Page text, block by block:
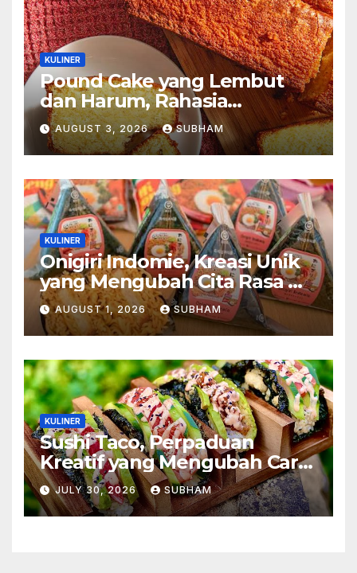
KULINER
Pound Cake yang Lembut
dan Harum, Rahasia
Kelezatan Kue Klasik yang
Tak Pernah Kehilangan
Pesona
AUGUST 3, 2026 SUBHAM
KULINER
Onigiri Indomie, Kreasi Unik
yang Mengubah Cita Rasa Mi
Favorit Menjadi Sajian
Kekinian
AUGUST 1, 2026 SUBHAM
KULINER
Sushi Taco, Perpaduan
Kreatif yang Mengubah Cara
Menikmati Hidangan Favorit
JULY 30, 2026 SUBHAM